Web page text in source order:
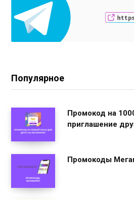
Популярное
Промокод на
приглашение
Промокоды